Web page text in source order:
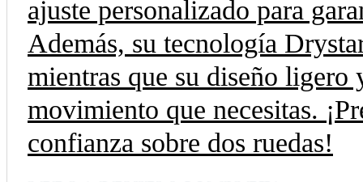
ajuste personalizado para
Además, su tecnología
mientras que su diseño
movimiento que necesitas.
confianza sobre dos ruedas!